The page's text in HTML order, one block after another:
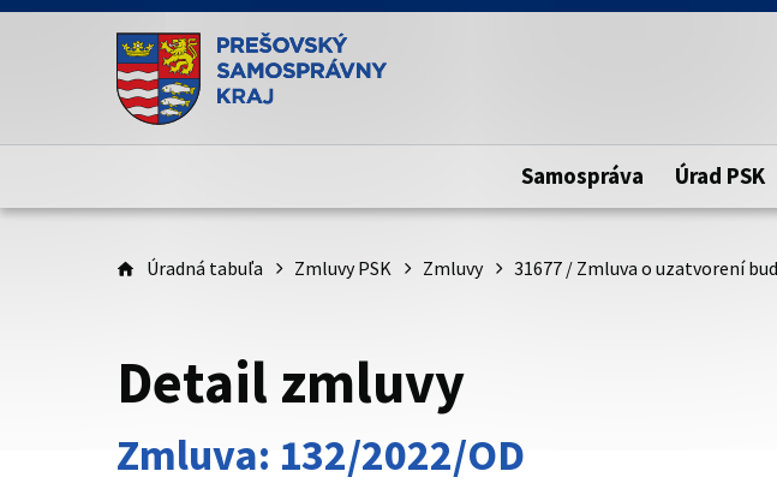
Doména psk.sk je oficiálna
Toto je oficiálna webová stránka Prešovského samosprávneho kraja.
Samospráva Úrad PSK
Úradná tabuľa Zmluvy PSK Zmluvy 31677 / Zmluva o uzatvorení
Detail zmluvy
Zmluva: 132/2022/OD